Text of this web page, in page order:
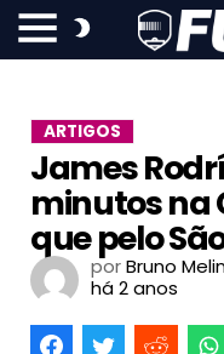
ARTIGOS
James
minutos na
que pelo
porBruno
há 2 anos